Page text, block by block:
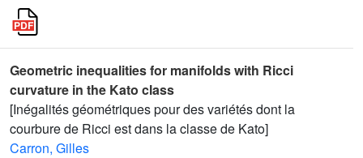
Geometric inequalities for manifolds with Ricci
curvature in the Kato class
[Inégalités géométriques pour des variétés dont la
courbure de Ricci est dans la classe de Kato]
Carron, Gilles